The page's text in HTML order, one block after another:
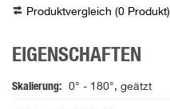
Produktvergleich (0 Produkt)
EIGENSCHAFTEN
Skalierung 0° - 180°, geätzt